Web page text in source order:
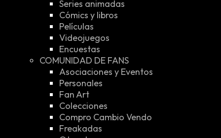
Series animadas
Cómics y libros
Películas
Videojuegos
Encuestas
COMUNIDAD DE FANS
Asociaciones y Eventos
Personales
Fan Art
Colecciones
Compro Cambio Vendo
Freakadas